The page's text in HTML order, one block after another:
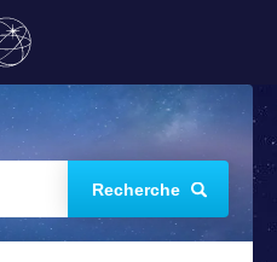
Recherche